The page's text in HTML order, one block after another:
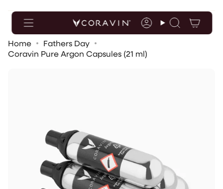
Rekening
Home
Fathers Day
Coravin Pure Argon Capsules (21 ml)